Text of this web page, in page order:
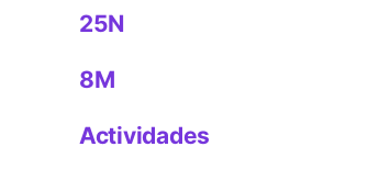
25N
8M
Actividades